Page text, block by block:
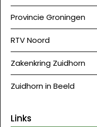
Provincie Groningen
RTV Noord
Zakenkring Zuidhorn
Zuidhorn in Beeld
Links